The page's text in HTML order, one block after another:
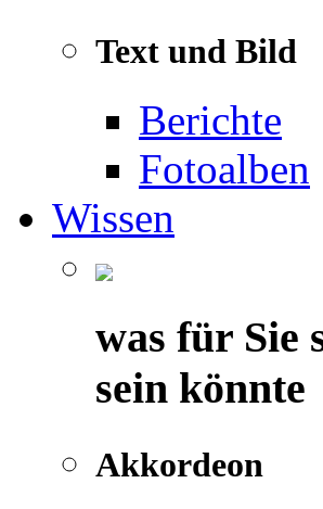
Text und Bild
Berichte
Fotoalben
Wissen
was für Sie
sein könnte
Akkordeon